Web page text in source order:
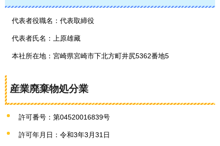
代表者役職名：代表取締役
代表者氏名：上原雄藏
本社所在地：宮崎県宮崎市下北方町井尻5362番地5
産業廃棄物処分業
許可番号：第04520016839号
許可年月日：令和3年3月31日